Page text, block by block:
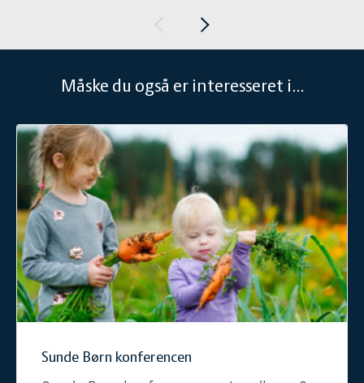
Måske du også er interesseret i...
Sunde Børn konferencen
Sunde Børn konferencen